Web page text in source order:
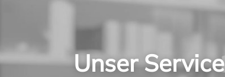
Unser Service